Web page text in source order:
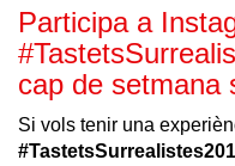
Participa a
cap de setmana
Si vols tenir una